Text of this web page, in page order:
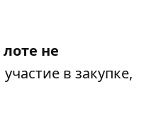
не
в закупке,